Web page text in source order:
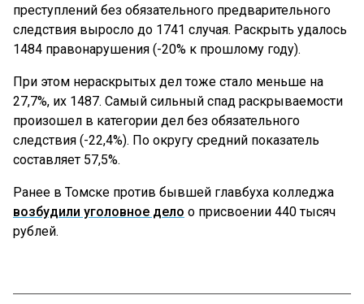
преступлений без обязательного предварительного
следствия выросло до 1741 случая. Раскрыть удалось
1484 правонарушения (-20% к прошлому году).
При этом нераскрытых дел тоже стало меньше на
27,7%, их 1487. Самый сильный спад раскрываемости
произошел в категории дел без обязательного
следствия (-22,4%). По округу средний показатель
составляет 57,5%.
Ранее в Томске против бывшей главбуха колледжа
возбудили уголовное дело о присвоении 440 тысяч
рублей.